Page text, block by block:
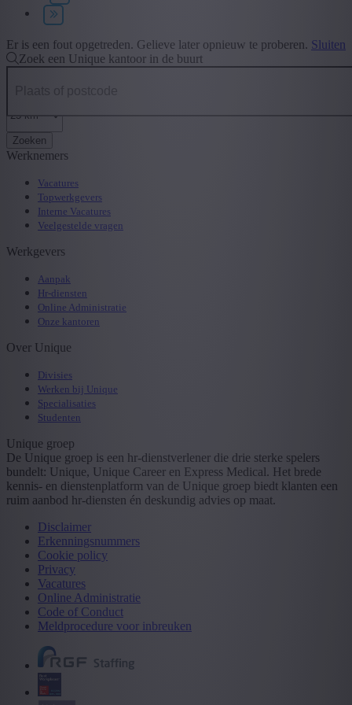
Type contract
+ Toon meer - Toon minder
Er is een fout opgetreden. Gelieve later opnieuw te proberen. Sluiten
Zoek een Unique kantoor in de buurt
Zoeken
Werknemers
Vacatures
Topwerkgevers
Interne Vacatures
Veelgestelde vragen
Werkgevers
Aanpak
Hr-diensten
Online Administratie
Onze kantoren
Over Unique
Divisies
Werken bij Unique
Specialisaties
Studenten
Unique groep
De Unique groep is een hr-dienstverlener die drie sterke spelers
bundelt: Unique, Unique Career en Express Medical. Het brede
kennis- en dienstenplatform van de Unique groep biedt klanten een
ruim aanbod hr-diensten én deskundig advies op maat.
Disclaimer
Erkenningsnummers
Cookie policy
Privacy
Vacatures
Online Administratie
Code of Conduct
Meldprocedure voor inbreuken